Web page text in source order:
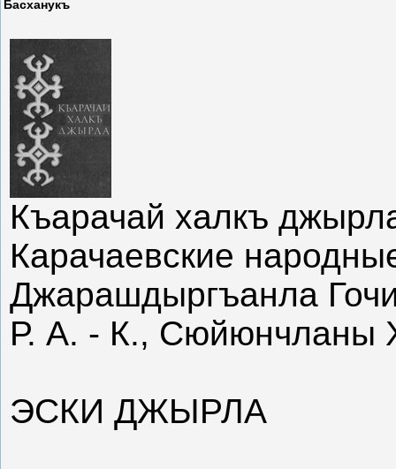
Басханукъ
Къарачай халкъ
Карачаевские
Джарашдыргъанла
Р. А. - К., Сюйюнчланы
ЭСКИ ДЖЫРЛА